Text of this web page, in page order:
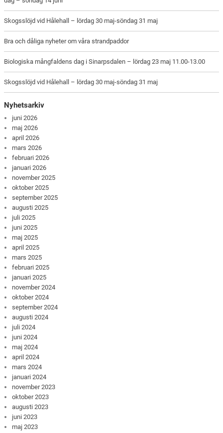
Skogsslöjd vid Hålehall – lördag 30 maj-söndag 31 maj
Bra och dåliga nyheter om våra strandpaddor
Biologiska mångfaldens dag i Sinarpsdalen – lördag 23 maj 11.00-13.00
Skogsslöjd vid Hålehall – lördag 30 maj-söndag 31 maj
Nyhetsarkiv
juni 2026
maj 2026
april 2026
mars 2026
februari 2026
januari 2026
november 2025
oktober 2025
september 2025
augusti 2025
juli 2025
juni 2025
maj 2025
april 2025
mars 2025
februari 2025
januari 2025
november 2024
oktober 2024
september 2024
augusti 2024
juli 2024
juni 2024
maj 2024
april 2024
mars 2024
januari 2024
november 2023
oktober 2023
augusti 2023
juni 2023
maj 2023